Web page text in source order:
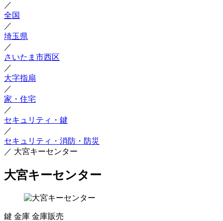
／
全国
／
埼玉県
／
さいたま市西区
／
大字指扇
／
家・住宅
／
セキュリティ・鍵
／
セキュリティ・消防・防災
／ 大宮キーセンター
大宮キーセンター
鍵 金庫 金庫販売